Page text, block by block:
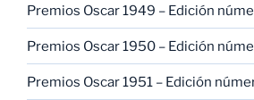
Premios Oscar 1949 – Edición
Premios Oscar 1950 – Edición
Premios Oscar 1951 – Edición